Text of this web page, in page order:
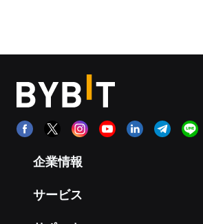
企業情報
サービス